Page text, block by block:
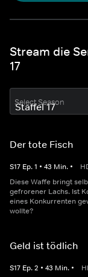
Stream die
17
Select Season
Der tote Fisch
S17 Ep.1 • 43 Min. •
Diese Waffe bringt
gefrorener Lachs. Ist
eines Konkurrenten
wollte?
Geld ist tödlich
S17 Ep.2 • 43 Min. •